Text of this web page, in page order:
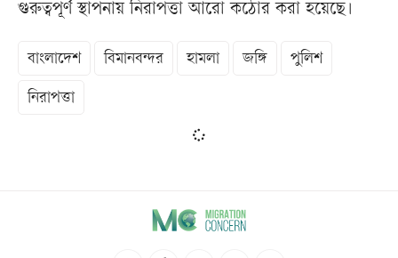
গুরুত্বপূর্ণ স্থাপনায় নিরাপত্তা আরো কঠোর করা হয়েছে।
বাংলাদেশ বিমানবন্দর হামলা জঙ্গি পুলিশ
নিরাপত্তা